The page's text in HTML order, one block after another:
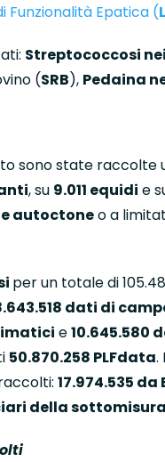
Funzionalità Epatica (
Streptococcosi
(SRB), Pedaina
sono state raccolte
, su 9.011 equidi e
autoctoneo a
per un totale di
dati di
e10.645.580
50.870.258 PLFdata.
17.974.535 da
della sottomisura